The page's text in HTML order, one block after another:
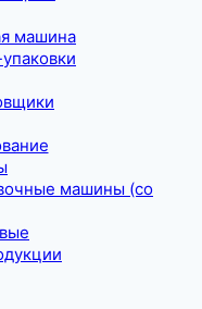
машина
машины (со